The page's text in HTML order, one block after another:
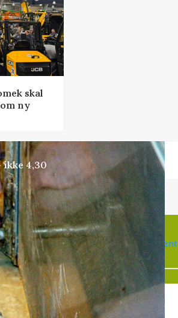
skal
ny
4,30
Opret agent
/ håndmand søges til
entreprenørarbejde.